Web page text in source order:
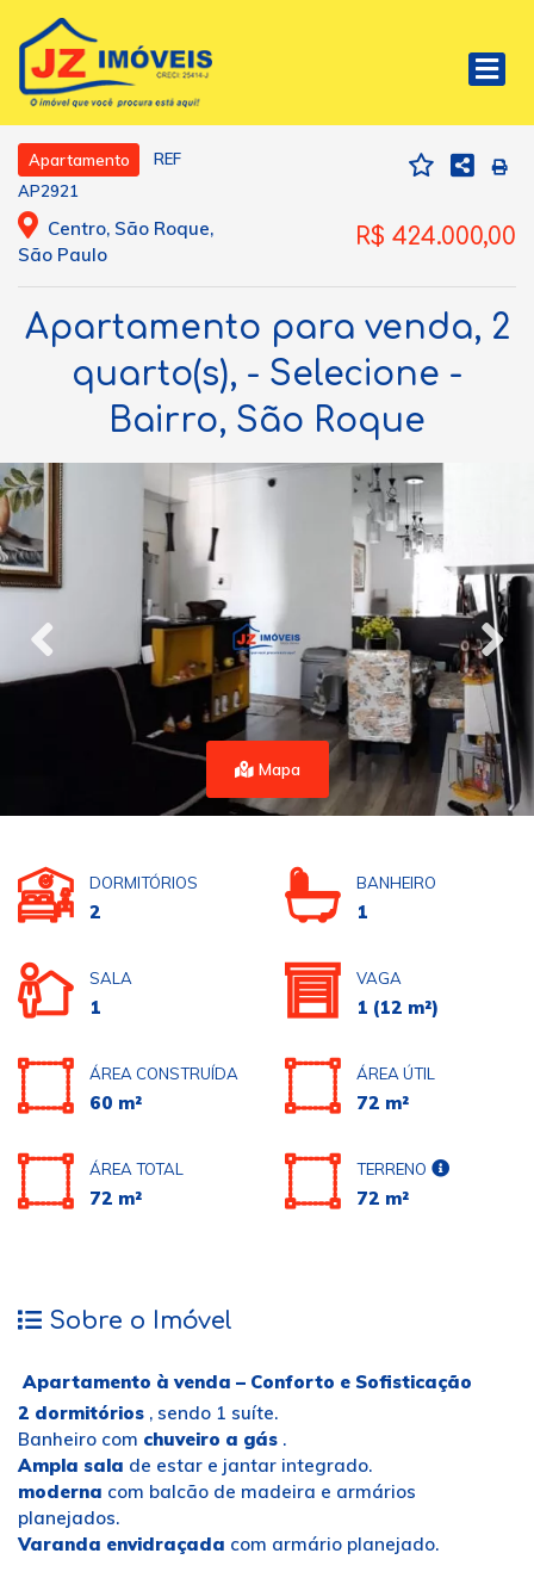
Apartamento
REF
AP2921
Centro, São Roque,
São Paulo
R$ 424.000,00
Apartamento para venda, 2
quarto(s), - Selecione -
Bairro, São Roque
Mapa
DORMITÓRIOS
2
BANHEIRO
1
SALA
1
VAGA
1 (12 m²)
ÁREA CONSTRUÍDA
60 m²
ÁREA ÚTIL
72 m²
ÁREA TOTAL
72 m²
TERRENO
72 m²
Sobre o Imóvel
Apartamento à venda – Conforto e Sofisticação
2 dormitórios , sendo 1 suíte.
Banheiro com chuveiro a gás .
Ampla sala de estar e jantar integrado.
moderna com balcão de madeira e armários
planejados.
Varanda envidraçada com armário planejado.